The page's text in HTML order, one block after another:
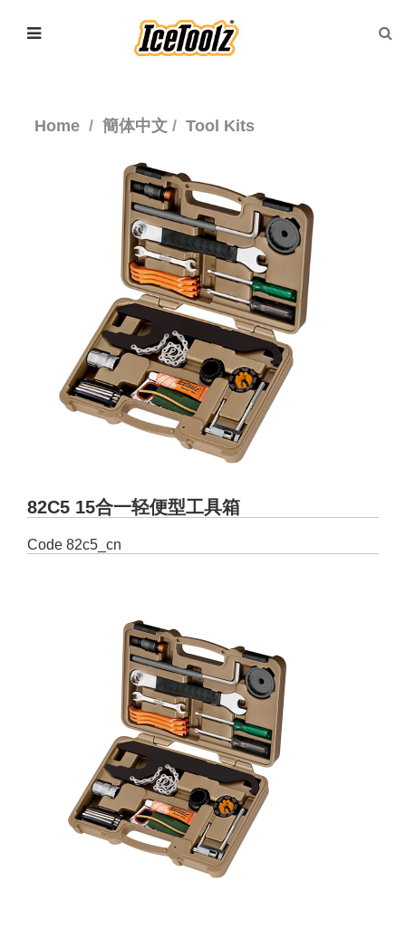
Home 簡体中文 Tool Kits
82C5 15合一轻便型工具箱
Code 82c5_cn